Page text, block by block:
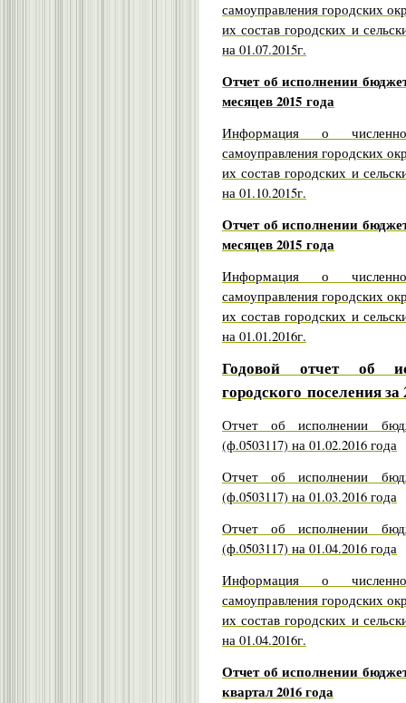
самоуправления городских
их состав городских и
на 01.07.2015г.
Отчет об исполнении
месяцев 2015 года
Информация о
самоуправления городских
их состав городских и
на 01.10.2015г.
Отчет об исполнении
месяцев 2015 года
Информация о
самоуправления городских
их состав городских и
на 01.01.2016г.
Годовой отчет об
городского поселения за
Отчет об исполнении
(ф.0503117) на 01.02.2016 года
Отчет об исполнении
(ф.0503117) на 01.03.2016 года
Отчет об исполнении
(ф.0503117) на 01.04.2016 года
Информация о
самоуправления городских
их состав городских и
на 01.04.2016г.
Отчет об исполнении
квартал 2016 года